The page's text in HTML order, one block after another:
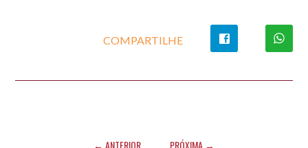
COMPARTILHE
← ANTERIOR PRÓXIMA →